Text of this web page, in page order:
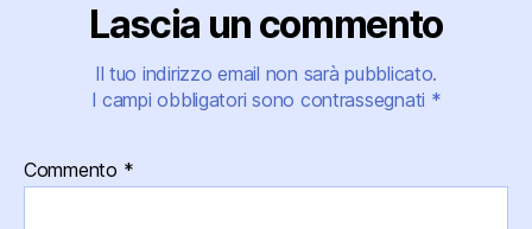
Lascia un commento
Il tuo indirizzo email non sarà pubblicato.
I campi obbligatori sono contrassegnati *
Commento *